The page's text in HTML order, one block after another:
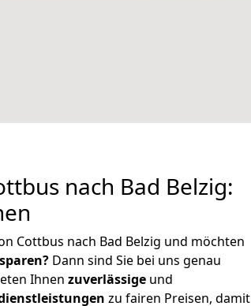
nach Bad Belzig:
Cottbus nach Bad Belzig und möchten
Dann sind Sie bei uns genau
Ihnen zuverlässige und
zu fairen Preisen, damit